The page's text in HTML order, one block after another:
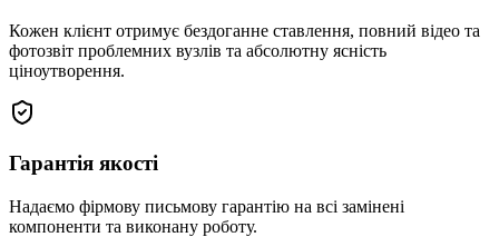
Кожен клієнт отримує бездоганне ставлення, повний відео та
фотозвіт проблемних вузлів та абсолютну ясність
ціноутворення.
Гарантія якості
Надаємо фірмову письмову гарантію на всі замінені
компоненти та виконану роботу.